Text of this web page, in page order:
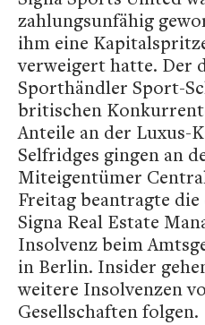
zahlungsunfähig
ihm eine
verweigert hatte. Der
Sporthändler Sport-
britischen
Anteile an der Luxus-
Selfridges gingen an
Miteigentümer
Freitag beantragte
Signa Real Estate
Insolvenz beim
in Berlin. Insider
weitere Insolvenzen
Gesellschaften folgen.